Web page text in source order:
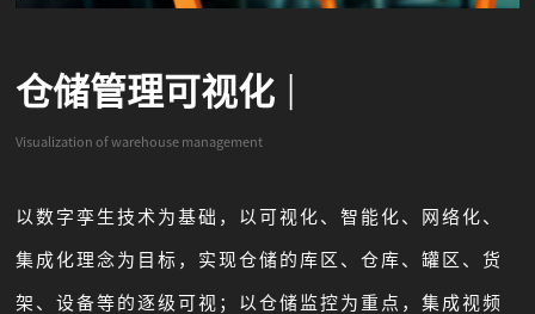
仓储管理可视化
Visualization of warehouse management
以数字孪生技术为基础，以可视化、智能化、网络化、
集成化理念为目标，实现仓储的库区、仓库、罐区、货
架、设备等的逐级可视；以仓储监控为重点，集成视频